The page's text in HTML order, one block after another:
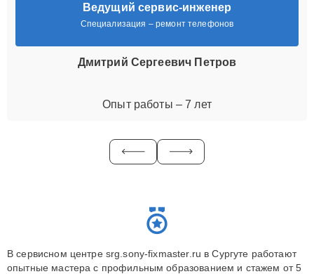
Ведущий сервис-инженер
Специализация – ремонт телефонов
Дмитрий Сергеевич Петров
Опыт работы – 7 лет
В сервисном центре srg.sony-fixmaster.ru в Сургуте работают
опытные мастера с профильным образованием и стажем от 5